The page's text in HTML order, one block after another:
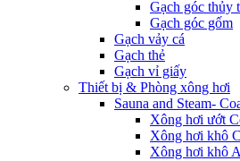
Gạch góc thủy
Gạch góc gốm
Gạch vảy cá
Gạch thẻ
Gạch vỉ giấy
Thiết bị & Phòng xông hơi
Sauna and Steam-
Xông hơi ướt
Xông hơi khô
Xông hơi khô